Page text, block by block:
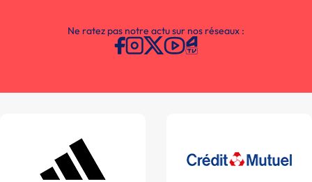
Ne ratez pas notre actu sur nos réseaux :